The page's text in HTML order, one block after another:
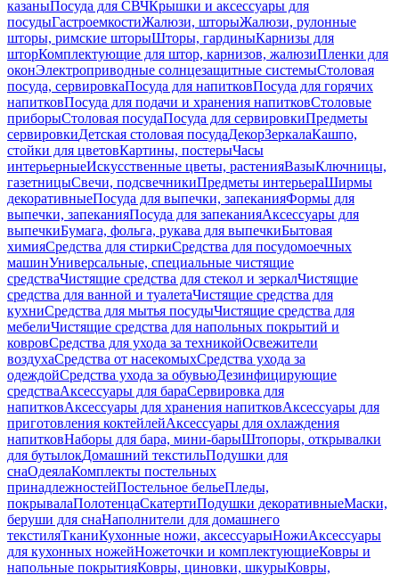
казаныПосуда для СВЧКрышки и аксессуары для
посудыГастроемкостиЖалюзи, шторыЖалюзи, рулонные
шторы, римские шторыШторы, гардиныКарнизы для
шторКомплектующие для штор, карнизов, жалюзиПленки для
оконЭлектроприводные солнцезащитные системыСтоловая
посуда, сервировкаПосуда для напитковПосуда для горячих
напитковПосуда для подачи и хранения напитковСтоловые
приборыСтоловая посудаПосуда для сервировкиПредметы
сервировкиДетская столовая посудаДекорЗеркалаКашпо,
стойки для цветовКартины, постерыЧасы
интерьерныеИскусственные цветы, растенияВазыКлючницы,
газетницыСвечи, подсвечникиПредметы интерьераШирмы
декоративныеПосуда для выпечки, запеканияФормы для
выпечки, запеканияПосуда для запеканияАксессуары для
выпечкиБумага, фольга, рукава для выпечкиБытовая
химияСредства для стиркиСредства для посудомоечных
машинУниверсальные, специальные чистящие
средстваЧистящие средства для стекол и зеркалЧистящие
средства для ванной и туалетаЧистящие средства для
кухниСредства для мытья посудыЧистящие средства для
мебелиЧистящие средства для напольных покрытий и
ковровСредства для ухода за техникойОсвежители
воздухаСредства от насекомыхСредства ухода за
одеждойСредства ухода за обувьюДезинфицирующие
средстваАксессуары для бараСервировка для
напитковАксессуары для хранения напитковАксессуары для
приготовления коктейлейАксессуары для охлаждения
напитковНаборы для бара, мини-барыШтопоры, открывалки
для бутылокДомашний текстильПодушки для
снаОдеялаКомплекты постельных
принадлежностейПостельное бельеПледы,
покрывалаПолотенцаСкатертиПодушки декоративныеМаски,
беруши для снаНаполнители для домашнего
текстиляТканиКухонные ножи, аксессуарыНожиАксессуары
для кухонных ножейНожеточки и комплектующиеКовры и
напольные покрытияКовры, циновки, шкурыКовры,